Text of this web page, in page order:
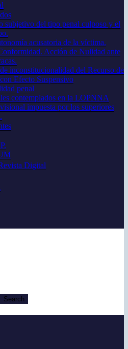
subjetivo del tipo penal culposo y el
acusatoria de la víctima.
Acción de Nulidad ante
inconstitucionalidad del Recurso de
Efecto Suspensivo
penal
contemplados en la LOPNNA
impuesta por los superiores
Digital